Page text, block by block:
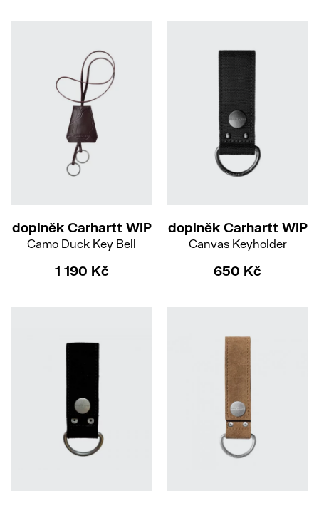
doplněk Carhartt WIP
Camo Duck Key Bell
1 190 Kč
doplněk Carhartt WIP
Canvas Keyholder
650 Kč